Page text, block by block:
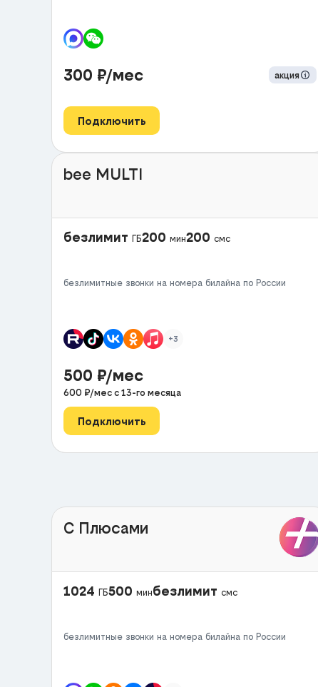
300 ₽/мес акция
Подключить
bee MULTI
безлимит ГБ200 мин200 смс
безлимитные звонки на номера билайна по России
+3
500 ₽/мес
600 ₽/мес с 13-го месяца
Подключить
С Плюсами
1024 ГБ500 минбезлимит смс
безлимитные звонки на номера билайна по России